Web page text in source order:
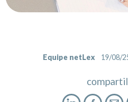
Equipe netLex 19/08/